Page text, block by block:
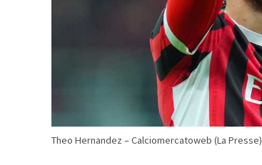
Theo Hernandez – Calciomercatoweb (La Presse)